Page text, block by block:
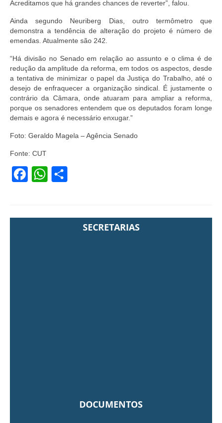
Acreditamos que há grandes chances de reverter”, falou.
Ainda segundo Neuriberg Dias, outro termômetro que
demonstra a tendência de alteração do projeto é número de
emendas. Atualmente são 242.
“Há divisão no Senado em relação ao assunto e o clima é de
redução da amplitude da reforma, em todos os aspectos, desde
a tentativa de minimizar o papel da Justiça do Trabalho, até o
desejo de enfraquecer a organização sindical. É justamente o
contrário da Câmara, onde atuaram para ampliar a reforma,
porque os senadores entendem que os deputados foram longe
demais e agora é necessário enxugar.”
Foto: Geraldo Magela – Agência Senado
Fonte: CUT
Facebook
WhatsApp
SECRETARIAS
DOCUMENTOS